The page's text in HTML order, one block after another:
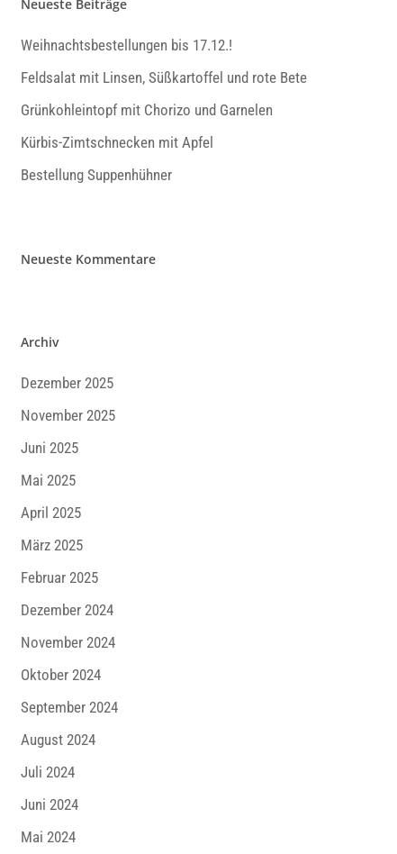
Neueste Beiträge
Weihnachtsbestellungen bis 17.12.!
Feldsalat mit Linsen, Süßkartoffel und rote Bete
Grünkohleintopf mit Chorizo und Garnelen
Kürbis-Zimtschnecken mit Apfel
Bestellung Suppenhühner
Neueste Kommentare
Archiv
Dezember 2025
November 2025
Juni 2025
Mai 2025
April 2025
März 2025
Februar 2025
Dezember 2024
November 2024
Oktober 2024
September 2024
August 2024
Juli 2024
Juni 2024
Mai 2024